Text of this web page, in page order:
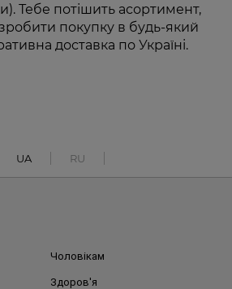
Тебе потішить асортимент,
покупку в будь-який
доставка по Україні.
UA RU
Чоловікам
Здоров'я